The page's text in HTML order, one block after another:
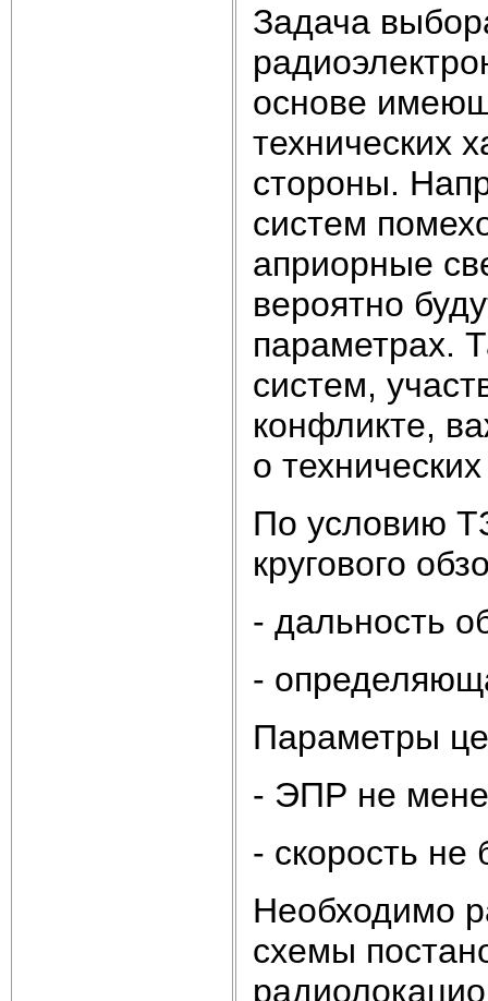
Задача
основе
технических
стороны.
систем
априорные
вероятно
параметрах.
систем,
конфликте,
о
По условию
кругового
- дальность
-
Параметры
- ЭПР не
- скорость не
Необходимо
схемы